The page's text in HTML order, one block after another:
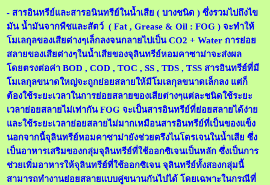
- สารอินทรีย์และสารอนินทรีย์ในน้ำเสีย ( บางชนิด ) ซึ่งรวมไปถึงไข
มัน น้ำมันจากพืชและสัตว์ ( Fat , Grease & Oil : FOG ) จะทำให้
โมเลกุลของเสียต่างๆเล็กลงจนกลายไปเป็น CO2 + Water การย่อย
สลายของเสียต่างๆในน้ำเสียของจุลินทรีย์หอมคาซาม่าจะส่งผล
โดยตรงต่อค่า BOD , COD , TOC , SS , TDS , TSS สารอินทรีย์ที่มี
โมเลกุลขนาดใหญ่จะถูกย่อยสลายให้มีโมเลกุลขนาดเล็กลง แต่ก็
ต้องใช้ระยะเวลาในการย่อยสลายของเสียต่างๆแต่ละชนิดใช้ระยะ
เวลาย่อยสลายไม่เท่ากัน FOG จะเป็นสารอินทรีย์ที่ย่อยสลายได้ง่าย
และใช้ระยะเวลาย่อยสลายไม่มากเหมือนสารอินทรีย์ที่เป็นของแข็ง
นอกจากนี้จุลินทรีย์หอมคาซาม่ายังช่วยตรึงไนโตรเจนในน้ำเสีย ซึ่ง
เป็นอาหารเสริมของกลุ่มจุลินทรีย์ที่ใช้ออกซิเจนเป็นหลัก ซึ่งเป็นการ
ช่วยเพิ่มอาหารให้จุลินทรีย์ที่ใช้ออกซิเจน จุลินทรีย์ทั้งสองกลุ่มนี้
สามารถทำงานย่อยสลายแบบคู่ขนานกันไปได้ โดยเฉพาะในกรณีที่